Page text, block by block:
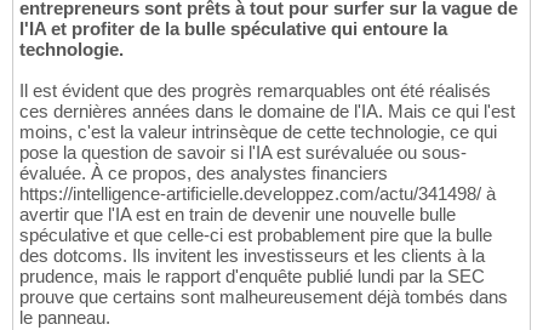
entrepreneurs sont prêts à tout pour surfer sur la vague de
l'IA et profiter de la bulle spéculative qui entoure la
technologie.
Il est évident que des progrès remarquables ont été réalisés
ces dernières années dans le domaine de l'IA. Mais ce qui l'est
moins, c'est la valeur intrinsèque de cette technologie, ce qui
pose la question de savoir si l'IA est surévaluée ou sous-
évaluée. À ce propos, des analystes financiers
https://intelligence-artificielle.developpez.com/actu/341498/ à
avertir que l'IA est en train de devenir une nouvelle bulle
spéculative et que celle-ci est probablement pire que la bulle
des dotcoms. Ils invitent les investisseurs et les clients à la
prudence, mais le rapport d'enquête publié lundi par la SEC
prouve que certains sont malheureusement déjà tombés dans
le panneau.